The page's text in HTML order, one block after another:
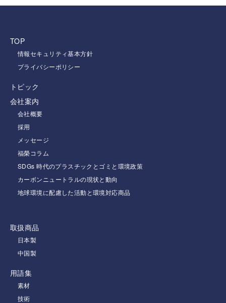
TOP
情報セキュリティ基本方針
プライバシーポリシー
トピック
会社案内
会社概要
採用
メッセージ
福榮コラム
SDGs 時代のプラスチックとゴミと環境政策
カーボンニュートラルの現状と動向
地球環境に配慮した活動と環境対応商品
取扱商品
日本製
中国製
用語集
素材
技術